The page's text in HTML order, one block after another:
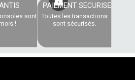
sont
!
PAIEMENT SECURISE
Toutes les transactions
sont sécurisés.